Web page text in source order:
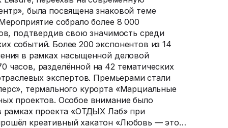
была посвящена знаковой теме
собрало более 8 000
подтвердив свою значимость среди
событий. Более 200 экспонентов из 14
в рамках насыщенной деловой
разделённой на 42 тематических
экспертов. Премьерами стали
термального курорта «Марциальные
проектов. Особое внимание было
рамках проекта «ОТДЫХ Лаб» при
креативный хакатон «Любовь — это…